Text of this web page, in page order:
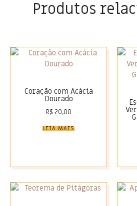
Produtos
Coração com Acácia
Dourado
R$ 20,00
LEIA MAIS